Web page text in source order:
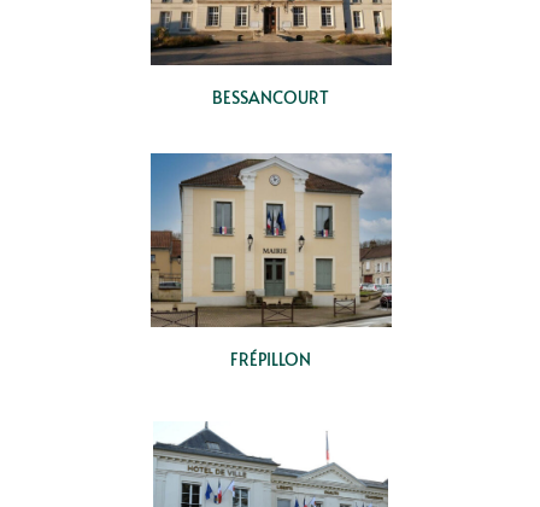
BESSANCOURT
FRÉPILLON